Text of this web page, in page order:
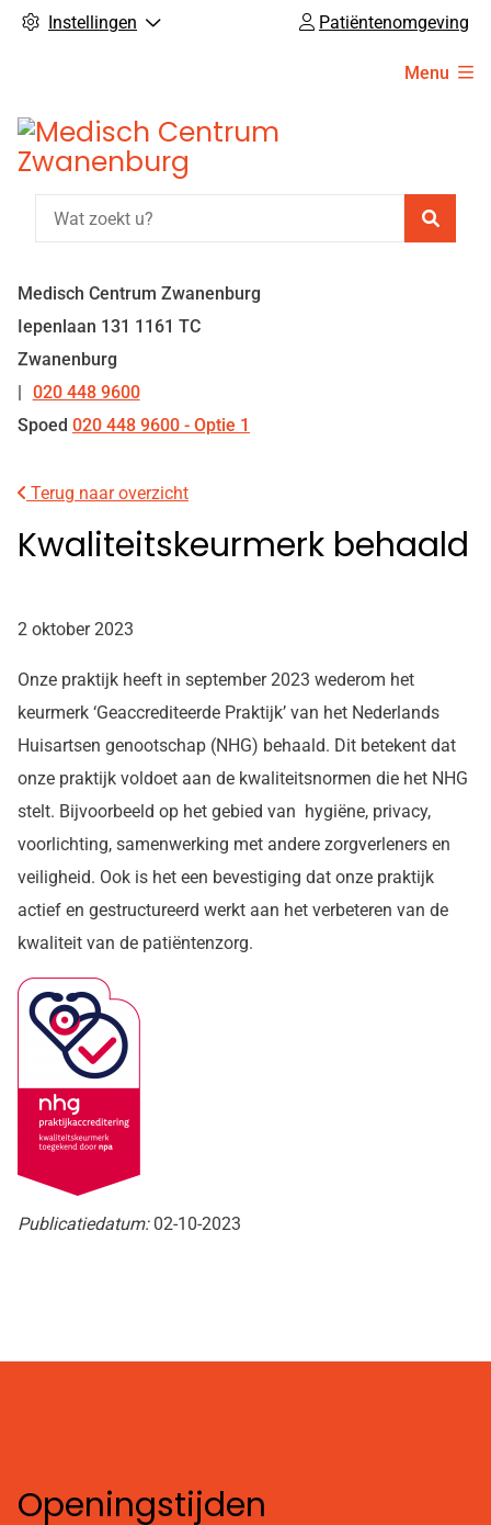
Instellingen Patiëntenomgeving
Menu
Medisch Centrum Zwanenburg
Iepenlaan 131 1161 TC
Zwanenburg
Tel:
020 448 9600
Spoed 020 448 9600 - Optie 1
Terug naar overzicht
Kwaliteitskeurmerk behaald
2 oktober 2023
Onze praktijk heeft in september 2023 wederom het
keurmerk ‘Geaccrediteerde Praktijk’ van het Nederlands
Huisartsen genootschap (NHG) behaald. Dit betekent dat
onze praktijk voldoet aan de kwaliteitsnormen die het NHG
stelt. Bijvoorbeeld op het gebied van hygiëne, privacy,
voorlichting, samenwerking met andere zorgverleners en
veiligheid. Ook is het een bevestiging dat onze praktijk
actief en gestructureerd werkt aan het verbeteren van de
kwaliteit van de patiëntenzorg.
Publicatiedatum: 02-10-2023
Openingstijden